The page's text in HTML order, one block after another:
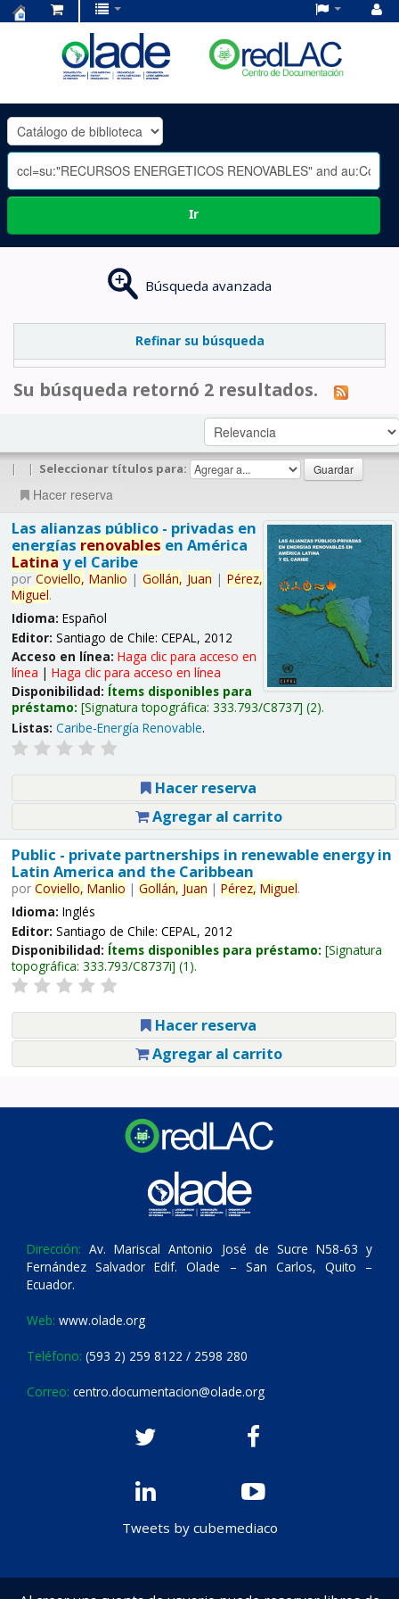
OLADE
-
Ir
Búsqueda avanzada
Refinar su búsqueda
Su búsqueda retornó 2 resultados.
| | Seleccionar títulos para:
Hacer reserva
Las alianzas público - privadas en
energías renovables en América
Latina y el Caribe
por Coviello, Manlio | Gollán, Juan | Pérez,
Miguel.
Idioma: Español
Editor: Santiago de Chile: CEPAL, 2012
Acceso en línea: Haga clic para acceso en
línea | Haga clic para acceso en línea
Disponibilidad: Ítems disponibles para
préstamo: Signatura topográfica: 333.793/C8737 (2).
Listas: Caribe-Energía Renovable.
Hacer reserva
Agregar al carrito
Public - private partnerships in renewable energy in
Latin America and the Caribbean
por Coviello, Manlio | Gollán, Juan | Pérez, Miguel.
Idioma: Inglés
Editor: Santiago de Chile: CEPAL, 2012
Disponibilidad: Ítems disponibles para préstamo: Signatura
topográfica: 333.793/C8737i (1).
Hacer reserva
Agregar al carrito
Dirección: Av. Mariscal Antonio José de Sucre N58-63 y
Fernández Salvador Edif. Olade – San Carlos, Quito –
Ecuador.
Web: www.olade.org
Teléfono: (593 2) 259 8122 / 2598 280
Correo: centro.documentacion@olade.org
Tweets by cubemediaco